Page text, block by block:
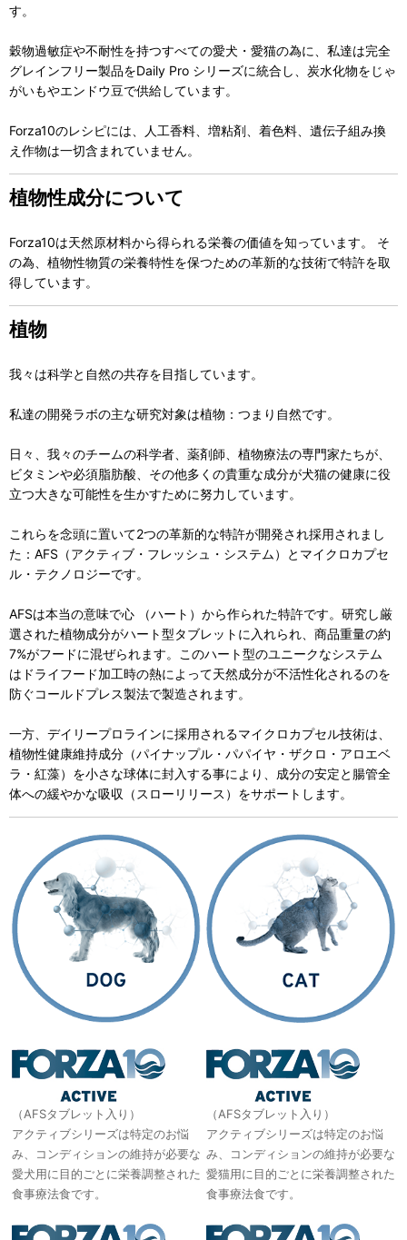
す。
穀物過敏症や不耐性を持つすべての愛犬・愛猫の為に、私達は完全
グレインフリー製品をDaily Pro シリーズに統合し、炭水化物をじゃ
がいもやエンドウ豆で供給しています。
Forza10のレシピには、人工香料、増粘剤、着色料、遺伝子組み換
え作物は一切含まれていません。
植物性成分について
Forza10は天然原材料から得られる栄養の価値を知っています。 そ
の為、植物性物質の栄養特性を保つための革新的な技術で特許を取
得しています。
植物
我々は科学と自然の共存を目指しています。
私達の開発ラボの主な研究対象は植物：つまり自然です。
日々、我々のチームの科学者、薬剤師、植物療法の専門家たちが、
ビタミンや必須脂肪酸、その他多くの貴重な成分が犬猫の健康に役
立つ大きな可能性を生かすために努力しています。
これらを念頭に置いて2つの革新的な特許が開発され採用されまし
た：AFS（アクティブ・フレッシュ・システム）とマイクロカプセ
ル・テクノロジーです。
AFSは本当の意味で心 （ハート）から作られた特許です。研究し厳
選された植物成分がハート型タブレットに入れられ、商品重量の約
7%がフードに混ぜられます。このハート型のユニークなシステム
はドライフード加工時の熱によって天然成分が不活性化されるのを
防ぐコールドプレス製法で製造されます。
一方、デイリープロラインに採用されるマイクロカプセル技術は、
植物性健康維持成分（パイナップル・パパイヤ・ザクロ・アロエベ
ラ・紅藻）を小さな球体に封入する事により、成分の安定と腸管全
体への緩やかな吸収（スローリリース）をサポートします。
（AFSタブレット入り）
アクティブシリーズは特定のお悩
み、コンディションの維持が必要な
愛犬用に目的ごとに栄養調整された
食事療法食です。
（AFSタブレット入り）
アクティブシリーズは特定のお悩
み、コンディションの維持が必要な
愛猫用に目的ごとに栄養調整された
食事療法食です。